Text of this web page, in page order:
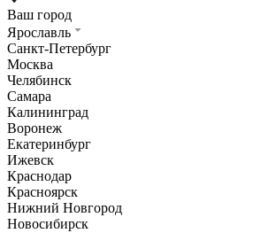
Ваш город
Ярославль
Санкт-Петербург
Москва
Челябинск
Самара
Калининград
Воронеж
Екатеринбург
Ижевск
Краснодар
Красноярск
Нижний Новгород
Новосибирск